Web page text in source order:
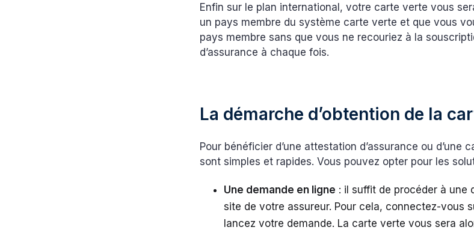
Enfin sur le plan international, votre carte verte vous
un pays membre du système carte verte et que vous
pays membre sans que vous ne recouriez à la
d’assurance à chaque fois.
La démarche d’obtention de la
Pour bénéficier d’une attestation d’assurance ou d’une
sont simples et rapides. Vous pouvez opter pour les
Une demande en ligne : il suffit de procéder à une
site de votre assureur. Pour cela, connectez-vous
lancez votre demande. La carte verte vous sera